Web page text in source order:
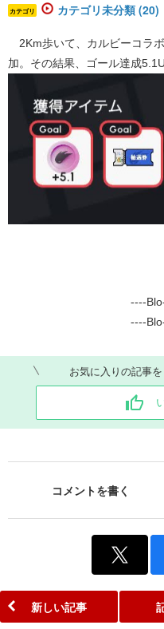
カテゴリ カテゴリ未分類 (20)
2Km歩いて、カルビーコラ
加。その結果、ゴール達成
----
----
お気に入りの記事
コメントを書く
新しい記事